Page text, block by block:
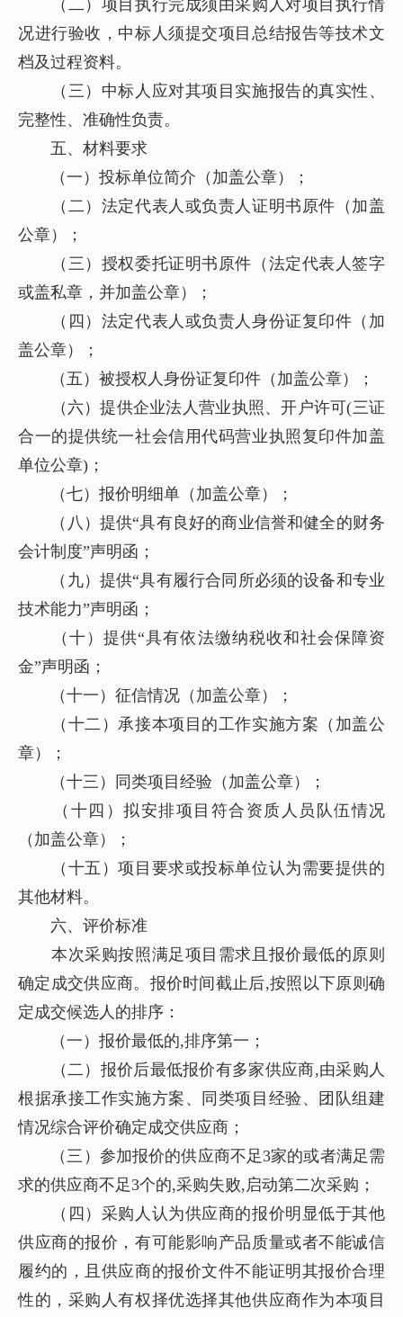
（二）项目执行完成须由采购人对项目执行情
况进行验收，中标人须提交项目总结报告等技术文
档及过程资料。
（三）中标人应对其项目实施报告的真实性、
完整性、准确性负责。
五、材料要求
（一）投标单位简介（加盖公章）；
（二）法定代表人或负责人证明书原件（加盖
公章）；
（三）授权委托证明书原件（法定代表人签字
或盖私章，并加盖公章）；
（四）法定代表人或负责人身份证复印件（加
盖公章）；
（五）被授权人身份证复印件（加盖公章）；
（六）提供企业法人营业执照、开户许可(三证
合一的提供统一社会信用代码营业执照复印件加盖
单位公章)；
（七）报价明细单（加盖公章）；
（八）提供“具有良好的商业信誉和健全的财务
会计制度”声明函；
（九）提供“具有履行合同所必须的设备和专业
技术能力”声明函；
（十）提供“具有依法缴纳税收和社会保障资
金”声明 函；
（十一）征信情况（加盖公章）；
（十二）承接本项目的工作实施方案（加盖公
章）；
（十三）同类项目经验（加盖公章）；
（十四）拟安排项目符合资质人员队伍情况
（加盖公章）；
（十五）项目要求或投标单位认为需要提供的
其他材料。
六、评价标准
本次采购按照满足项目需求且报价最低的原则
确定成交供应商。报价时间截止后,按照以下原则确
定成交候选人的排序：
（一）报价最低的,排序第一；
（二）报价后最低报价有多家供应商,由采购人
根据承接工作实施方案、同类项目经验、团队组建
情况综合评价确定成交供应商；
（三）参加报价的供应商不足3家的或者满足需
求的供应商不足3个的,采购失败,启动第二次采购；
（四）采购人认为供应商的报价明显低于其他
供应商的报价，有可能影响产品质量或者不能诚信
履约的，且供应商的报价文件不能证明其报价合理
性的，采购人有权择优选择其他供应商作为本项目